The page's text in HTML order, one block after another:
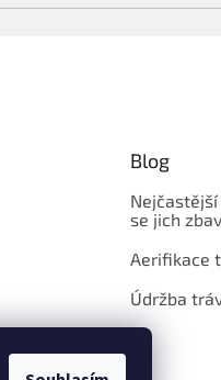
Blog
se jich
Aerifikace
Údržba